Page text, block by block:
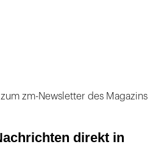
zm-Newsletter des Magazins
direkt in